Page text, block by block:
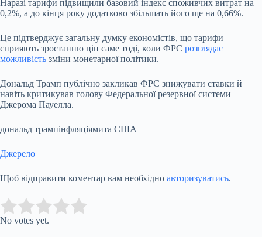
Наразі тарифи підвищили базовий індекс споживчих витрат на
0,2%, а до кінця року додатково збільшать його ще на 0,66%.
Це підтверджує загальну думку економістів, що тарифи
сприяють зростанню цін саме тоді, коли ФРС розглядає
можливість зміни монетарної політики.
Дональд Трамп публічно закликав ФРС знижувати ставки й
навіть критикував голову Федеральної резервної системи
Джерома Пауелла.
дональд трампінфляціямита США
Джерело
Щоб відправити коментар вам необхідно авторизуватись.
Rate this item:
No votes yet.